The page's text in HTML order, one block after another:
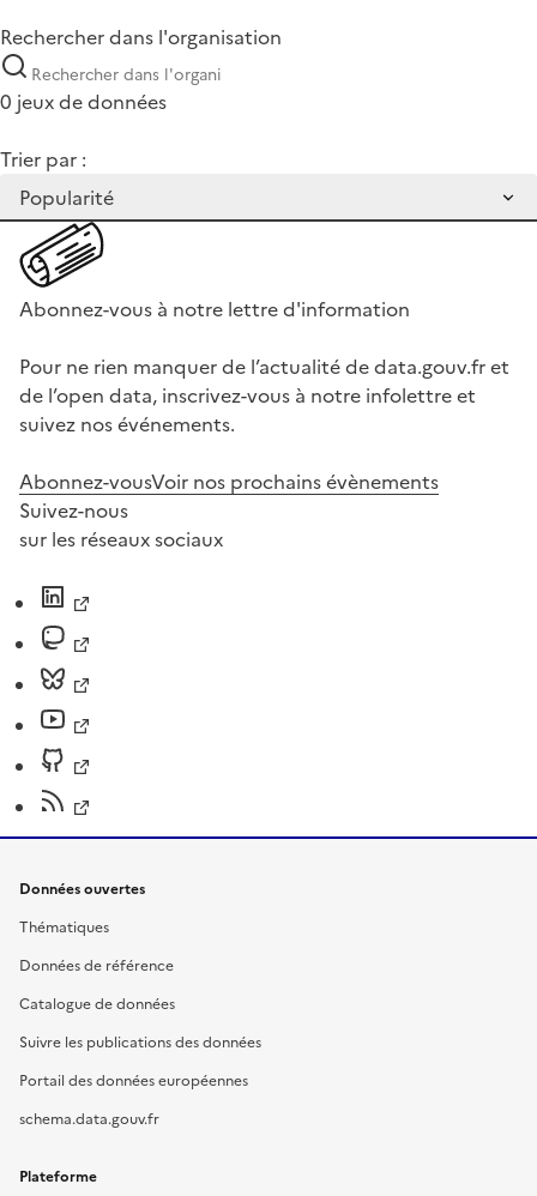
Rechercher dans l'organisation
0 jeux de données
Trier par :
Abonnez-vous à notre lettre d'information
Pour ne rien manquer de l’actualité de data.gouv.fr et
de l’open data, inscrivez-vous à notre infolettre et
suivez nos événements.
Abonnez-vousVoir nos prochains évènements
Suivez-nous
sur les réseaux sociaux
Données ouvertes
Thématiques
Données de référence
Catalogue de données
Suivre les publications des données
Portail des données européennes
schema.data.gouv.fr
Plateforme